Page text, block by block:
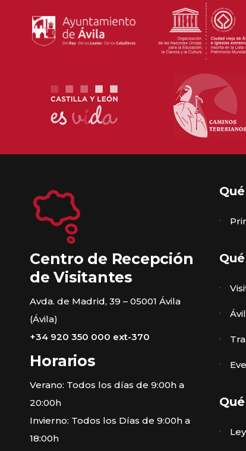
Centro de Recepción
de Visitantes
Avda. de Madrid, 39 – 05001 Ávila
(Ávila)
+34 920 350 000 ext-370
Horarios
Verano: Todos los días de 9:00h a
20:00h
Invierno: Todos los Días de 9:00h a
18:00h